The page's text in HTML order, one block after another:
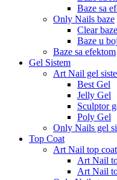
Baze sa
Only Nails baze
Clear baze
Baze u
Baze sa efektom
Gel Sistem
Art Nail gel
Best Gel
Jelly Gel
Sculptor
Poly Gel
Only Nails gel
Top Coat
Art Nail top coat
Art Nail
Art Nail